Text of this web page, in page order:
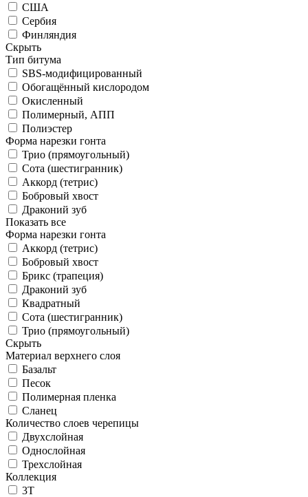
США
Сербия
Финляндия
Скрыть
Тип битума
SBS-модифицированный
Обогащённый кислородом
Окисленный
Полимерный, АПП
Полиэстер
Форма нарезки гонта
Трио (прямоугольный)
Сота (шестигранник)
Аккорд (тетрис)
Бобровый хвост
Драконий зуб
Показать все
Форма нарезки гонта
Аккорд (тетрис)
Бобровый хвост
Брикс (трапеция)
Драконий зуб
Квадратный
Сота (шестигранник)
Трио (прямоугольный)
Скрыть
Материал верхнего слоя
Базальт
Песок
Полимерная пленка
Сланец
Количество слоев черепицы
Двухслойная
Однослойная
Трехслойная
Коллекция
3T